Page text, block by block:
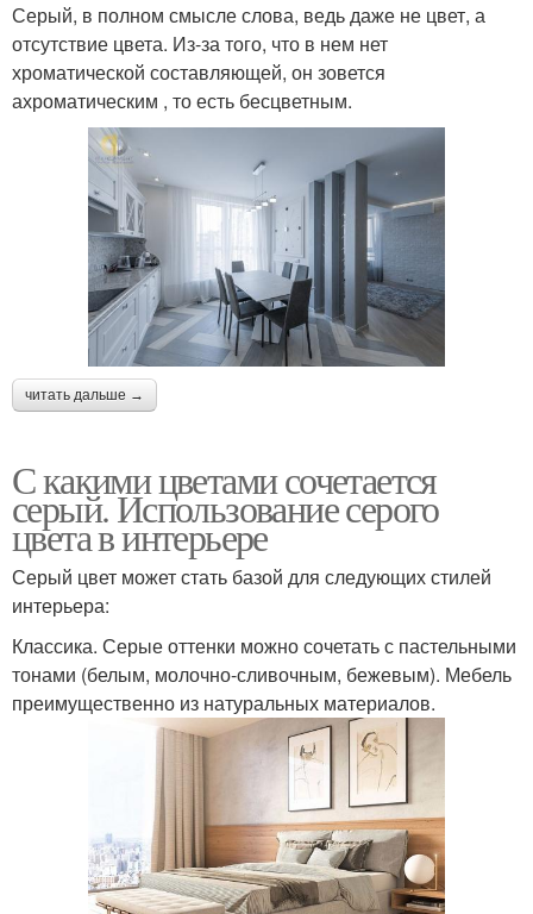
Серый, в полном смысле слова, ведь даже не цвет, а
отсутствие цвета. Из-за того, что в нем нет
хроматической составляющей, он зовется
ахроматическим , то есть бесцветным.
читать дальше →
С какими цветами сочетается
серый. Использование серого
цвета в интерьере
Серый цвет может стать базой для следующих стилей
интерьера:
Классика. Серые оттенки можно сочетать с пастельными
тонами (белым, молочно-сливочным, бежевым). Мебель
преимущественно из натуральных материалов.